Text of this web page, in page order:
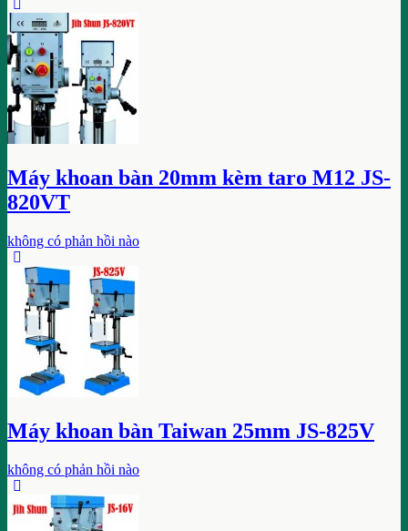
Máy khoan bàn 20mm kèm taro M12 JS-
820VT
không có phản hồi nào
Máy khoan bàn Taiwan 25mm JS-825V
không có phản hồi nào